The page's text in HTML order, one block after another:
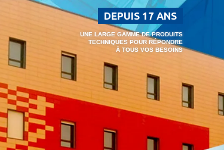
UNE LARGE GAMME DE PRODUITS
TECHNIQUES POUR RÉPONDRE
À TOUS VOS BESOINS
DEPUIS 17 ANS